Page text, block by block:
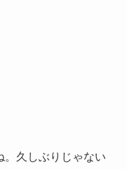
。久しぶりじゃない